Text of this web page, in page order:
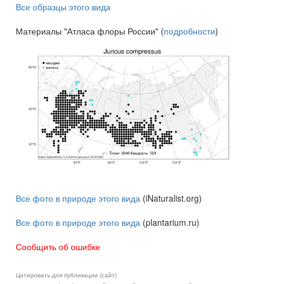
Все образцы этого вида
Материалы "Атласа флоры России" (подробности)
Все фото в природе этого вида (iNaturalist.org)
Все фото в природе этого вида (plantarium.ru)
Сообщить об ошибке
Цитировать для публикации (сайт)